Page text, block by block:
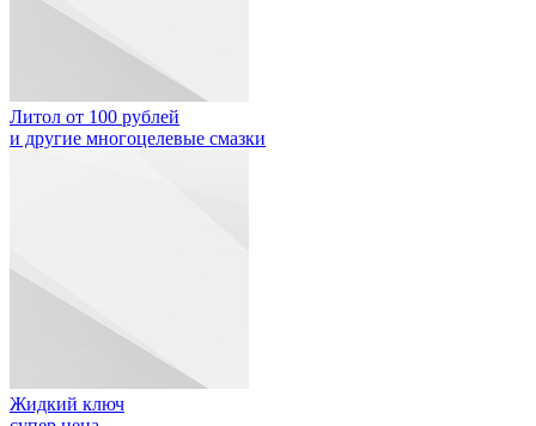
Литол от 100 рублей
и другие многоцелевые смазки
Жидкий ключ